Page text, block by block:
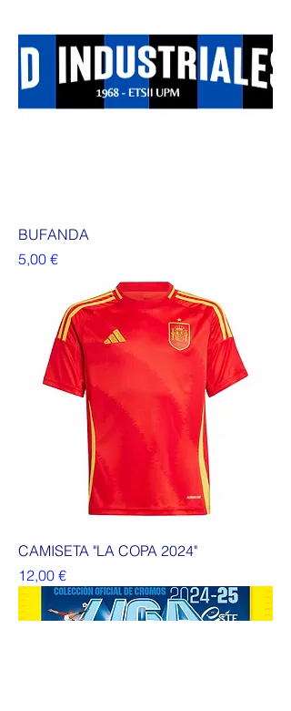
BUFANDA
Precio
5,00 €
CAMISETA "LA COPA 2024"
Precio
12,00 €